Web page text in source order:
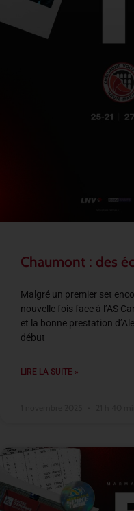
Chaumont : des
Malgré un premier set
nouvelle fois face à l’AS
et la bonne prestation
début
LIRE LA SUITE »